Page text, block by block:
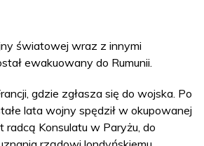
światowej wraz z innymi
ewakuowany do Rumunii.
gdzie zgłasza się do wojska. Po
lata wojny spędził w okupowanej
radcą Konsulatu w Paryżu, do